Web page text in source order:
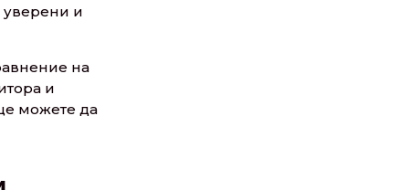
уверени и
на
и
можете да